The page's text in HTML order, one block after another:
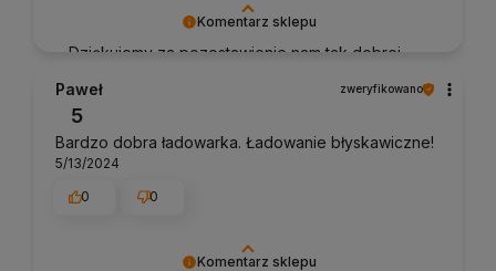
Komentarz sklepu
Dziękujemy za pozostawienie nam tak dobrej
klienta i Twoja recenzja potwierdza nasze
wysiłki - dziękujemy raz jeszcze i mamy nadzieję
- do szybkiego zobaczenia!
Komentarz sklepu
Paweł zweryfikowano
5
Bardzo dobra ładowarka. Ładowanie błyskawiczne!
5/13/2024
0
0